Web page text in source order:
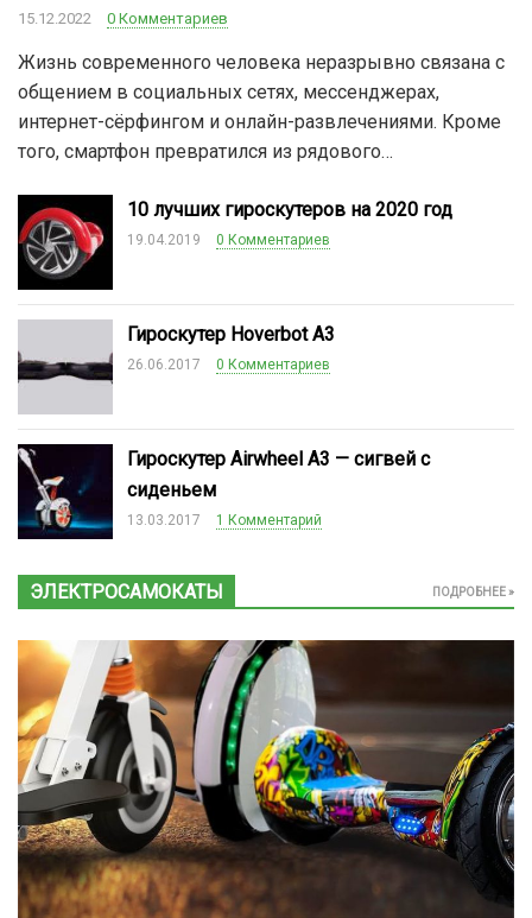
15.12.2022 0 Комментариев
Жизнь современного человека неразрывно связана с
общением в социальных сетях, мессенджерах,
интернет-сёрфингом и онлайн-развлечениями. Кроме
того, смартфон превратился из рядового…
10 лучших гироскутеров на 2020 год
19.04.2019 0 Комментариев
Гироскутер Hoverbot A3
26.06.2017 0 Комментариев
Гироскутер Airwheel A3 — сигвей с
сиденьем
13.03.2017 1 Комментарий
ЭЛЕКТРОСАМОКАТЫ ПОДРОБНЕЕ »